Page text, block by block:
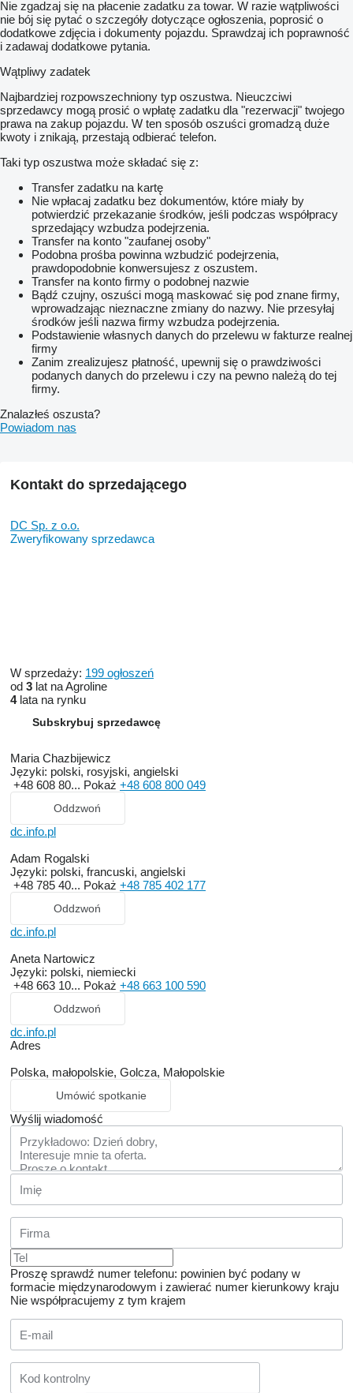
Nie zgadzaj się na płacenie zadatku za towar. W razie wątpliwości
nie bój się pytać o szczegóły dotyczące ogłoszenia, poprosić o
dodatkowe zdjęcia i dokumenty pojazdu. Sprawdzaj ich poprawność
i zadawaj dodatkowe pytania.
Wątpliwy zadatek
Najbardziej rozpowszechniony typ oszustwa. Nieuczciwi
sprzedawcy mogą prosić o wpłatę zadatku dla "rezerwacji" twojego
prawa na zakup pojazdu. W ten sposób oszuści gromadzą duże
kwoty i znikają, przestają odbierać telefon.
Taki typ oszustwa może składać się z:
Transfer zadatku na kartę
Nie wpłacaj zadatku bez dokumentów, które miały by
potwierdzić przekazanie środków, jeśli podczas współpracy
sprzedający wzbudza podejrzenia.
Transfer na konto "zaufanej osoby"
Podobna prośba powinna wzbudzić podejrzenia,
prawdopodobnie konwersujesz z oszustem.
Transfer na konto firmy o podobnej nazwie
Bądź czujny, oszuści mogą maskować się pod znane firmy,
wprowadzając nieznaczne zmiany do nazwy. Nie przesyłaj
środków jeśli nazwa firmy wzbudza podejrzenia.
Podstawienie własnych danych do przelewu w fakturze realnej
firmy
Zanim zrealizujesz płatność, upewnij się o prawdziwości
podanych danych do przelewu i czy na pewno należą do tej
firmy.
Znalazłeś oszusta?
Powiadom nas
Kontakt do sprzedającego
DC Sp. z o.o.
Zweryfikowany sprzedawca
W sprzedaży: 199 ogłoszeń
od 3 lat na Agroline
4lata na rynku
Subskrybuj sprzedawcę
Maria Chazbijewicz
Języki: polski, rosyjski, angielski
+48 608 80... Pokaż +48 608 800 049
Oddzwoń
dc.info.pl
Adam Rogalski
Języki: polski, francuski, angielski
+48 785 40... Pokaż +48 785 402 177
Oddzwoń
dc.info.pl
Aneta Nartowicz
Języki: polski, niemiecki
+48 663 10... Pokaż +48 663 100 590
Oddzwoń
dc.info.pl
Adres
Polska, małopolskie, Golcza, Małopolskie
Umówić spotkanie
Wyślij wiadomość
Proszę sprawdź numer telefonu: powinien być podany w
formacie międzynarodowym i zawierać numer kierunkowy kraju
Nie współpracujemy z tym krajem